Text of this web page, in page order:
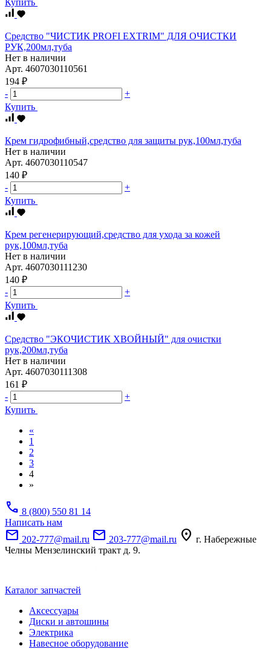
Средство "ЧИСТИК PROFI EXTRIM" ДЛЯ ОЧИСТКИ
РУК,200мл,туба
Нет в наличии
Арт. 4607030110561
194 ₽
-
+
Купить
Крем гидрофибный,средство для защиты рук,100мл,туба
Нет в наличии
Арт. 4607030110547
140 ₽
-
+
Купить
Крем регенерирующий,средство для ухода за кожей
рук,100мл,туба
Нет в наличии
Арт. 4607030111230
140 ₽
-
+
Купить
Средство "ЭКОЧИСТИК ХВОЙНЫЙ" для очистки
рук,200мл,туба
Нет в наличии
Арт. 4607030111308
161 ₽
-
+
Купить
«
1
2
3
4
»
call 8 (800) 550 81 14
Написать нам
mail 202-777@mail.ru mail 203-777@mail.ru location_on г. Набережные
Челны Мензелинский тракт д. 9.
Каталог запчастей
Аксессуары
Диски и автошины
Электрика
Навесное оборудование